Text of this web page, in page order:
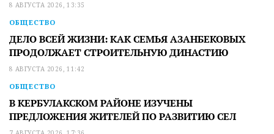
8 АВГУСТА 2026, 13:35
ОБЩЕСТВО
ДЕЛО ВСЕЙ ЖИЗНИ: КАК СЕМЬЯ АЗАНБЕКОВЫХ
ПРОДОЛЖАЕТ СТРОИТЕЛЬНУЮ ДИНАСТИЮ
8 АВГУСТА 2026, 11:42
ОБЩЕСТВО
В КЕРБУЛАКСКОМ РАЙОНЕ ИЗУЧЕНЫ
ПРЕДЛОЖЕНИЯ ЖИТЕЛЕЙ ПО РАЗВИТИЮ СЕЛ